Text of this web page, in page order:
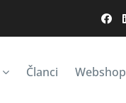
Članci Webshop